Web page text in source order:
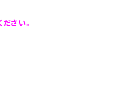
さい。